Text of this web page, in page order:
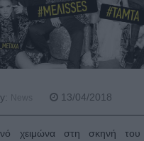
News 13/04/2018
χειμώνα στη σκηνή